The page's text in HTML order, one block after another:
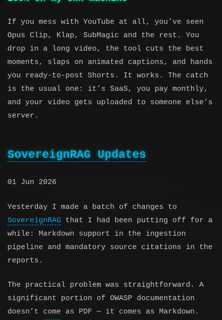
If you mess with YouTube at all, you’ve seen
Opus Clip, Klap, SubMagic and the rest. You
drop in a long video, the tool cuts the best
moments, slaps on animated captions, and hands
you ready-to-post Shorts. It works. The catch
is the usual one: it’s SaaS, you pay monthly,
and your video gets uploaded to someone else’s
server.
SovereignRAG Updates
01 Jun 2026
Yesterday I made a batch of changes to
SovereignRAG that I had been putting off for a
while: Markdown support in the ingestion
pipeline and mandatory source citations in the
reports.
The practical problem was straightforward. A
significant portion of OWASP documentation
doesn’t come as PDF — it comes as Markdown.